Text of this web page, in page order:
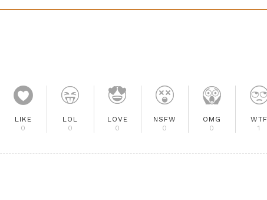
LIKE
0
LOL
0
LOVE
0
NSFW
0
OMG
0
WTF
1